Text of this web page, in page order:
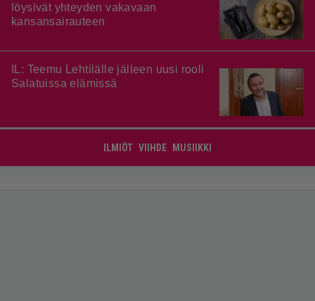
löysivät yhteyden vakavaan
kansansairauteen
IL: Teemu Lehtilälle jälleen uusi rooli
Salatuissa elämissä
ILMIÖT VIIHDE MUSIIKKI